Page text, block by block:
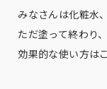
みなさんは化粧水
ただ塗って終わり
効果的な使い方は